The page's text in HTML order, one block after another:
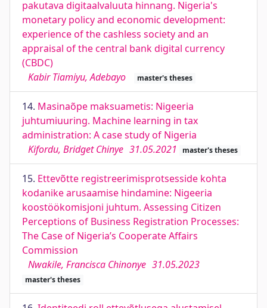
pakutava digitaalvaluuta hinnang. Nigeria's
monetary policy and economic development:
experience of the cashless society and an
appraisal of the central bank digital currency
(CBDC)
Kabir Tiamiyu, Adebayo
master's theses
14. Masinaõpe maksuametis: Nigeeria
juhtumiuuring. Machine learning in tax
administration: A case study of Nigeria
Kifordu, Bridget Chinye 31.05.2021 master's theses
15. Ettevõtte registreerimisprotsesside kohta
kodanike arusaamise hindamine: Nigeeria
koostöökomisjoni juhtum. Assessing Citizen
Perceptions of Business Registration Processes:
The Case of Nigeria’s Cooperate Affairs
Commission
Nwakile, Francisca Chinonye 31.05.2023
master's theses